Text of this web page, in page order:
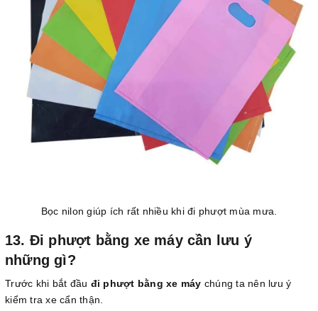
Bọc nilon giúp ích rất nhiều khi đi phượt mùa mưa.
13. Đi phượt bằng xe máy cần lưu ý
những gì?
Trước khi bắt đầu đi phượt bằng xe máy chúng ta nên lưu ý
kiểm tra xe cẩn thận.